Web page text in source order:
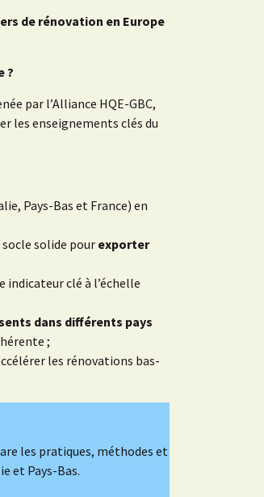
de rénovation en Europe
?
par l’Alliance HQE-GBC,
les enseignements clés du
Pays-Bas et France) en
solide pour exporter
indicateur clé à l’échelle
dans différents pays
;
les rénovations bas-
les pratiques, méthodes et
et Pays-Bas.